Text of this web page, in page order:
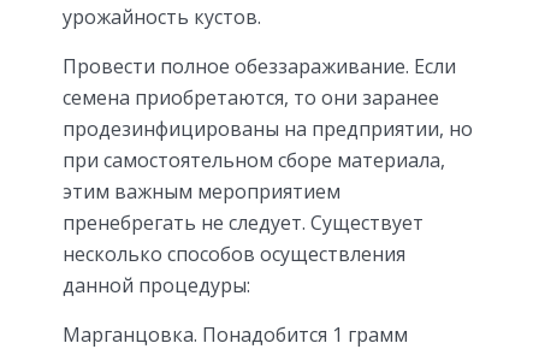
урожайность кустов.
Провести полное обеззараживание. Если
семена приобретаются, то они заранее
продезинфицированы на предприятии, но
при самостоятельном сборе материала,
этим важным мероприятием
пренебрегать не следует. Существует
несколько способов осуществления
данной процедуры:
Марганцовка. Понадобится 1 грамм